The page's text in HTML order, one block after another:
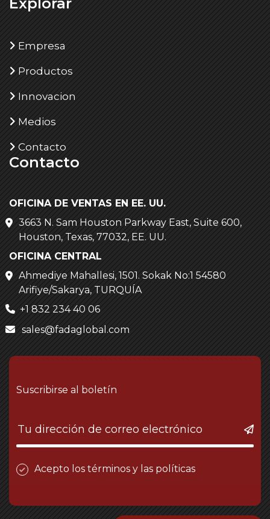
Empresa
Productos
Innovacion
Medios
Contacto
Contacto
OFICINA DE VENTAS EN EE. UU.
3663 N. Sam Houston Parkway East, Suite 600,
Houston, Texas, 77032, EE. UU.
OFICINA CENTRAL
Ahmediye Mahallesi, 1501. Sokak No:1 54580
Arifiye/Sakarya, TURQUÍA
+1 832 234 40 06
sales@fadaglobal.com
Suscribirse al boletín
Acepto los términos y las políticas